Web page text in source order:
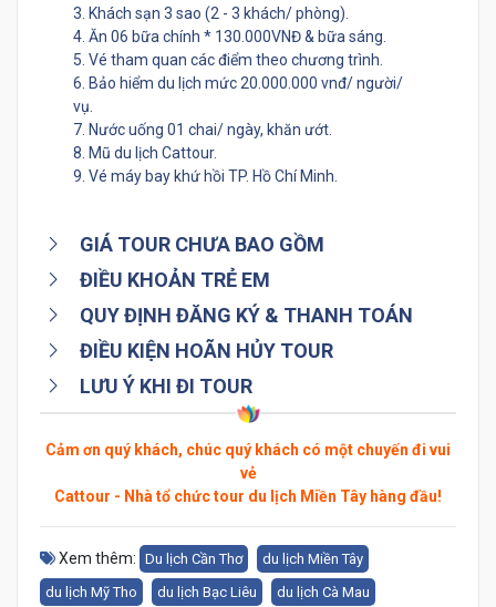
3. Khách sạn 3 sao (2 - 3 khách/ phòng).
4. Ăn 06 bữa chính * 130.000VNĐ & bữa sáng.
5. Vé tham quan các điểm theo chương trình.
6. Bảo hiểm du lịch mức 20.000.000 vnđ/ người/
vụ.
7. Nước uống 01 chai/ ngày, khăn ướt.
8. Mũ du lịch Cattour.
9. Vé máy bay khứ hồi TP. Hồ Chí Minh.
GIÁ TOUR CHƯA BAO GỒM
ĐIỀU KHOẢN TRẺ EM
QUY ĐỊNH ĐĂNG KÝ & THANH TOÁN
ĐIỀU KIỆN HOÃN HỦY TOUR
LƯU Ý KHI ĐI TOUR
Cảm ơn quý khách, chúc quý khách có một chuyến đi vui
vẻ
Cattour - Nhà tổ chức tour du lịch Miền Tây hàng đầu!
Xem thêm: Du lịch Cần Thơ
du lịch Miền Tây
du lịch Mỹ Tho
du lịch Bạc Liêu
du lịch Cà Mau